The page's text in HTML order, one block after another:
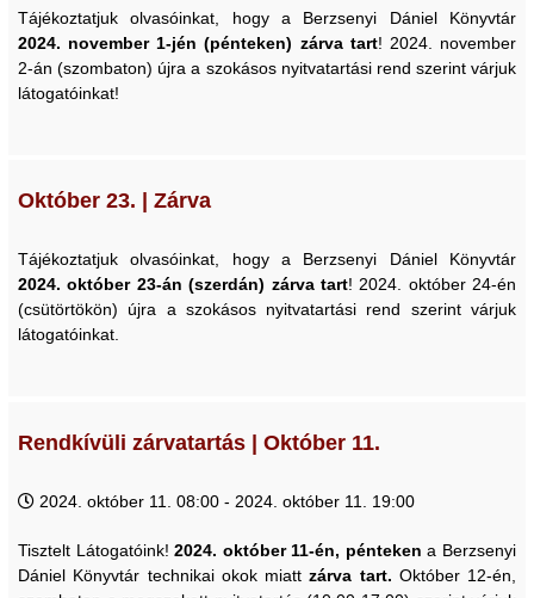
Tájékoztatjuk olvasóinkat, hogy a Berzsenyi Dániel Könyvtár
2024. november 1-jén (pénteken) zárva tart! 2024. november
2-án (szombaton) újra a szokásos nyitvatartási rend szerint várjuk
látogatóinkat!
Október 23. | Zárva
Tájékoztatjuk olvasóinkat, hogy a Berzsenyi Dániel Könyvtár
2024. október 23-án (szerdán) zárva tart! 2024. október 24-én
(csütörtökön) újra a szokásos nyitvatartási rend szerint várjuk
látogatóinkat.
Rendkívüli zárvatartás | Október 11.
2024. október 11. 08:00 - 2024. október 11. 19:00
Tisztelt Látogatóink!2024. október 11-én, pénteken a Berzsenyi
Dániel Könyvtár technikai okok miattzárva tart. Október 12-én,